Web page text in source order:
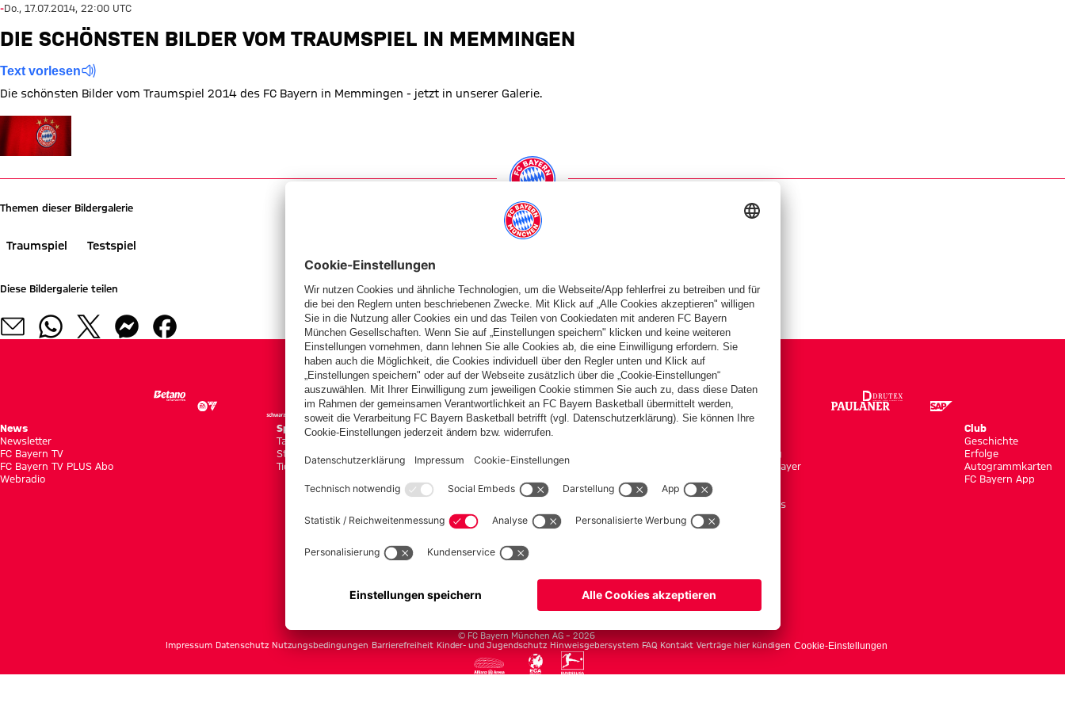
-Do., 17.07.2014, 22:00 UTC
DIE SCHÖNSTEN BILDER VOM TRAUMSPIEL IN MEMMINGEN
Text vorlesen
Die schönsten Bilder vom Traumspiel 2014 des FC Bayern in Memmingen - jetzt in unserer Galerie.
Zeige in voller Größe
Themen dieser Bildergalerie
Traumspiel Testspiel
Diese Bildergalerie teilen
PARTNER
News
Newsletter
FC Bayern TV
FC Bayern TV PLUS Abo
Webradio
Spiele
Tabellen
Statistiken
Tickets
Teams
Amateure
Campus Teams
Bekleidung
Shop by Player
Accessoires
Club
Geschichte
Erfolge
Autogrammkarten
FC Bayern App
fcbayern.com Basketball Allianz Arena Media Center Jobs FC Bayern Tours
© FC Bayern München AG – 2026
Impressum Datenschutz Nutzungsbedingungen Barrierefreiheit Kinder- und Jugendschutz Hinweisgebersystem FAQ Kontakt Verträge hier kündigen Cookie-Einstellungen